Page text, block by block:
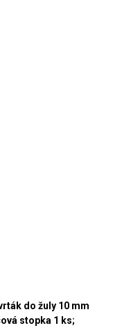
do žuly 10 mm
stopka 1 ks;